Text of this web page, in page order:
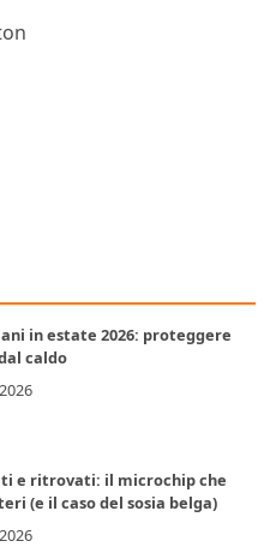
in estate 2026: proteggere
caldo
e ritrovati: il microchip che
(e il caso del sosia belga)